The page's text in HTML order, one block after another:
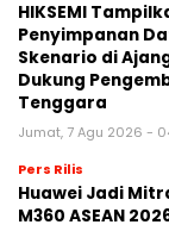
HIKSEMI
Penyimpanan
Skenario di
Dukung
Tenggara
Jumat, 7 Agu 2026 -
Pers Rilis
Huawei Jadi
M360 ASEAN